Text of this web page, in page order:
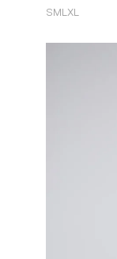
S M LXL